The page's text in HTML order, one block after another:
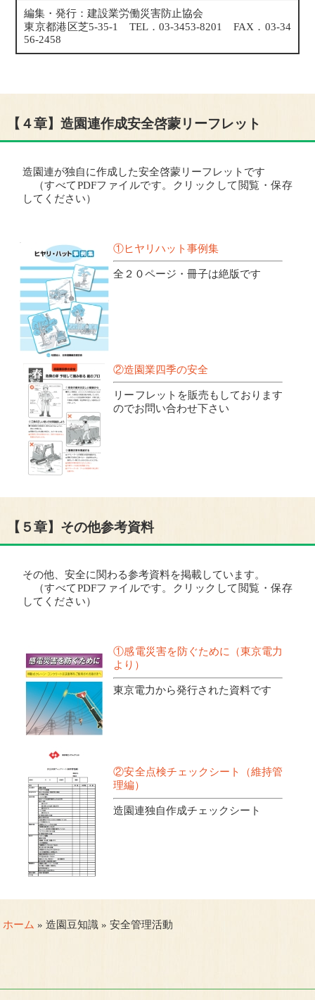
編集・発行：建設業労働災害防止協会
東京都港区芝5-35-1 TEL．03-3453-8201 FAX．03-34
56-2458
【４章】造園連作成安全啓蒙リーフレット
造園連が独自に作成した安全啓蒙リーフレットです
（すべてPDFファイルです。クリックして閲覧・保存
してください）
①ヒヤリハット事例集
全２０ページ・冊子は絶版です
②造園業四季の安全
リーフレットを販売もしております
のでお問い合わせ下さい
【５章】その他参考資料
その他、安全に関わる参考資料を掲載しています。
（すべてPDFファイルです。クリックして閲覧・保存
してください）
①感電災害を防ぐために（東京電力
より）
東京電力から発行された資料です
②安全点検チェックシート（維持管
理編）
造園連独自作成チェックシート
ホーム » 造園豆知識 » 安全管理活動